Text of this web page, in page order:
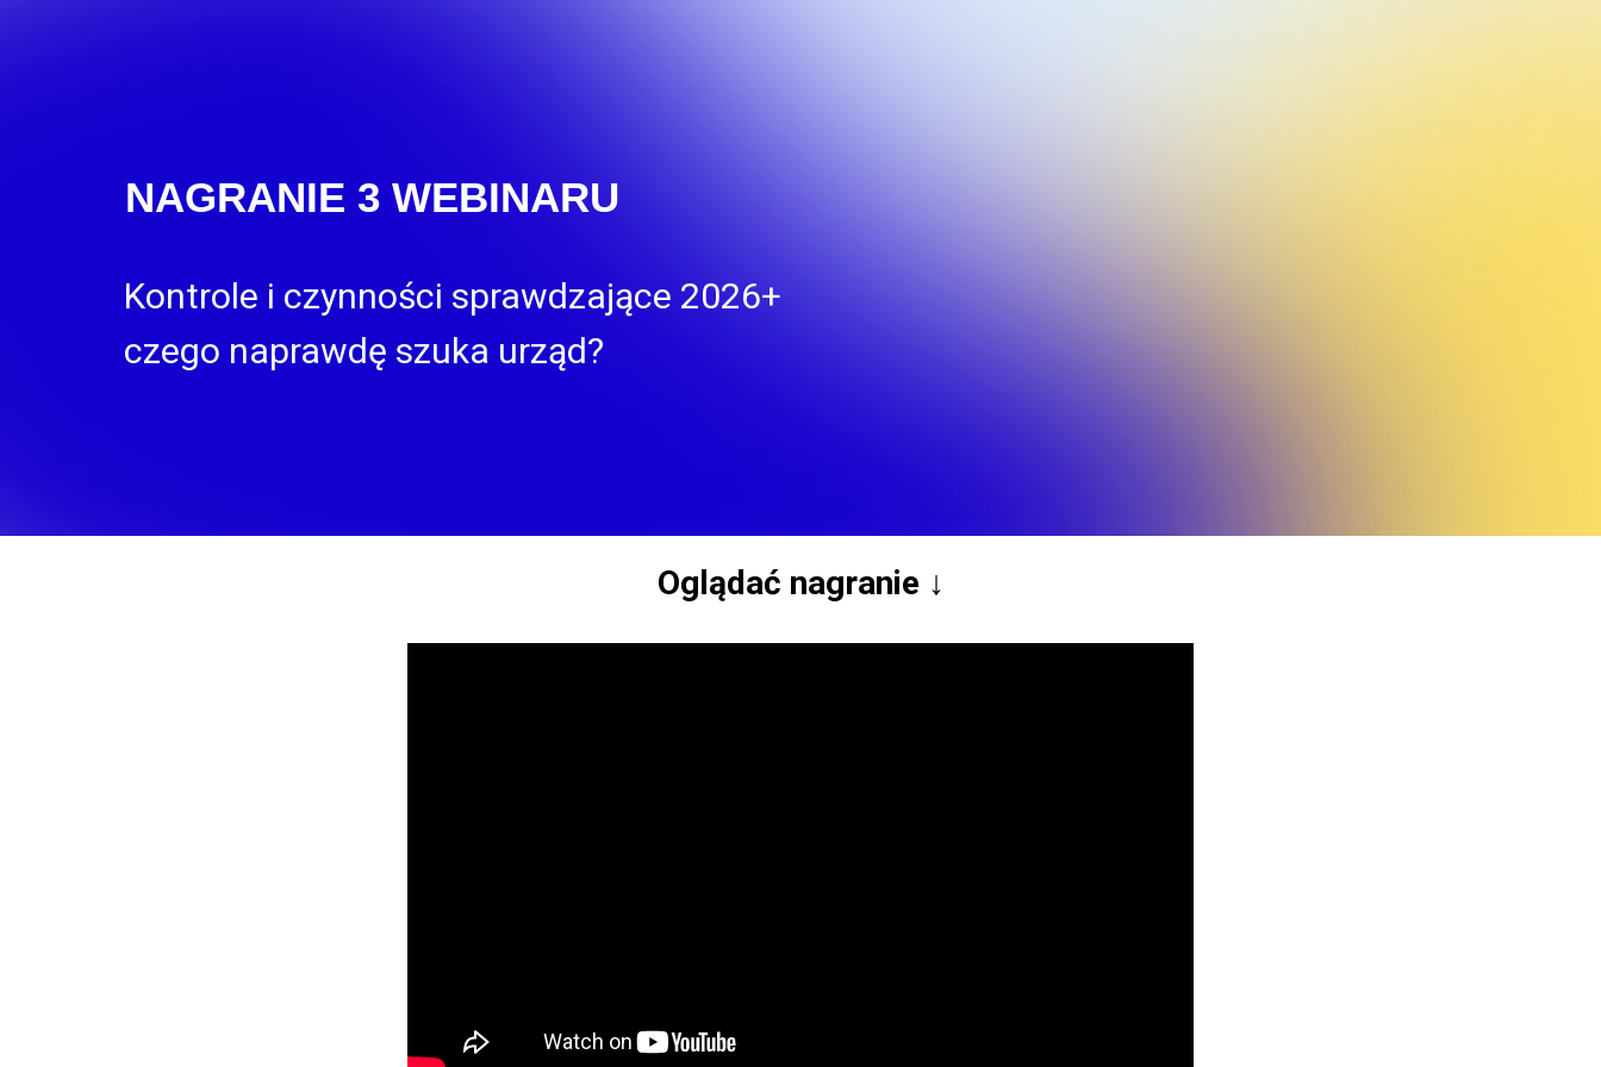
NAGRANIE 3 WEBINARU
Kontrole i czynności sprawdzające 2026+
czego naprawdę szuka urząd?
Oglądać nagranie ↓